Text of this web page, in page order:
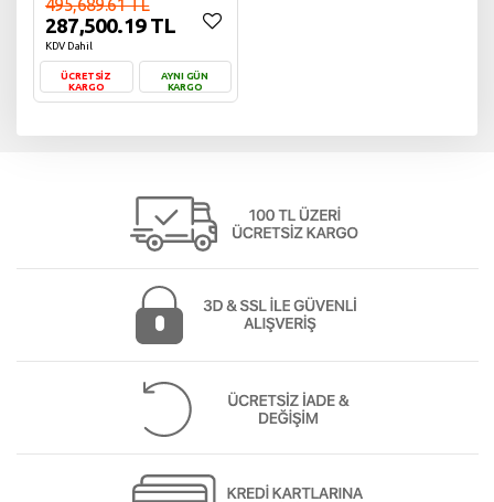
495,689.61 TL
287,500.19 TL
KDV Dahil
ÜCRETSİZ
KARGO
AYNI GÜN
KARGO